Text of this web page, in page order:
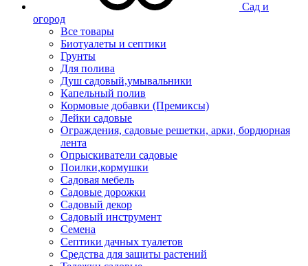
Сад и
огород
Все товары
Биотуалеты и септики
Грунты
Для полива
Душ садовый,умывальники
Капельный полив
Кормовые добавки (Премиксы)
Лейки садовые
Ограждения, садовые решетки, арки, бордюрная
лента
Опрыскиватели садовые
Поилки,кормушки
Садовая мебель
Садовые дорожки
Садовый декор
Садовый инструмент
Семена
Септики дачных туалетов
Средства для защиты растений